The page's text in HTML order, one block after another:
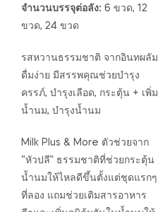
จำนวนบรรจุต่อลัง: 6 ขวด, 12
ขวด, 24 ขวด
รสหวานธรรมชาติ จากอินทผลัม
ดื่มง่าย มีสรรพคุณช่วยบำรุง
ครรภ์, บำรุงเลือด, กระตุ้น + เพิ่ม
น้ำนม, บำรุงน้ำนม
Milk Plus & More ตัวช่วยจาก
“หัวปลี” ธรรมชาติที่ช่วยกระตุ้น
น้ำนมให้ไหลดีขึ้นตั้งแต่ชุดแรกๆ
ที่ลอง แถมช่วยเติมสารอาหาร